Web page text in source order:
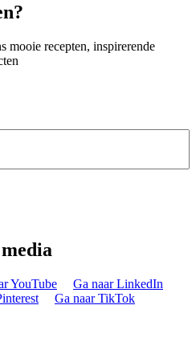
mooie recepten, inspirerende
YouTube
Ga naar LinkedIn
Ga naar TikTok